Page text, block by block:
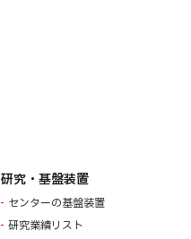
研究・基盤装置
センターの基盤装置
研究業績リスト